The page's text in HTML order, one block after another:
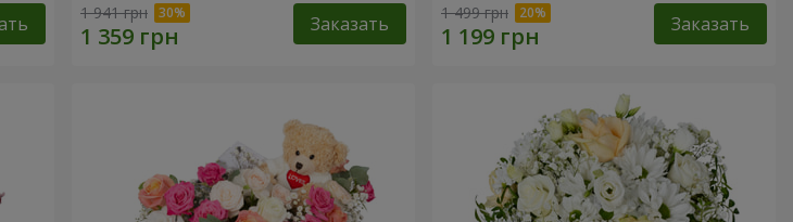
1 941 грн Заказать 1 499 грн Заказать